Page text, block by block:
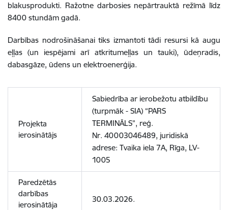
blakusprodukti. Ražotne darbosies nepārtrauktā režīmā līdz
8400 stundām gadā.
Darbības nodrošināšanai tiks izmantoti tādi resursi kā augu
eļļas (un iespējami arī atkritumeļļas un tauki), ūdeņradis,
dabasgāze, ūdens un elektroenerģija.
Projekta
ierosinātājs
Sabiedrība ar ierobežotu atbildību
(turpmāk - SIA) “PARS
TERMINĀLS”, reģ.
Nr. 40003046489, juridiskā
adrese: Tvaika iela 7A, Rīga, LV-
1005
Paredzētās
darbības
ierosinātāja
30.03.2026.